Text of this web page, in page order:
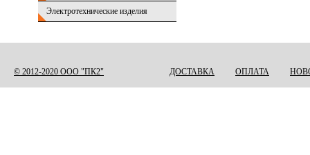
Электротехнические изделия
© 2012-2020 ООО "ПК2" ДОСТАВКА ОПЛАТА